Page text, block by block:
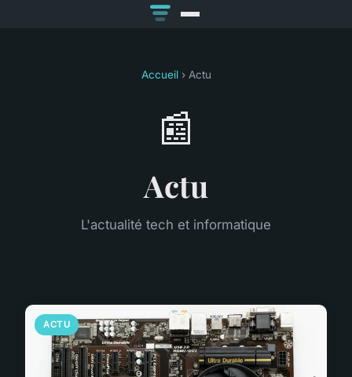
Accueil› Actu
📰
Actu
L'actualité tech et informatique
ACTU